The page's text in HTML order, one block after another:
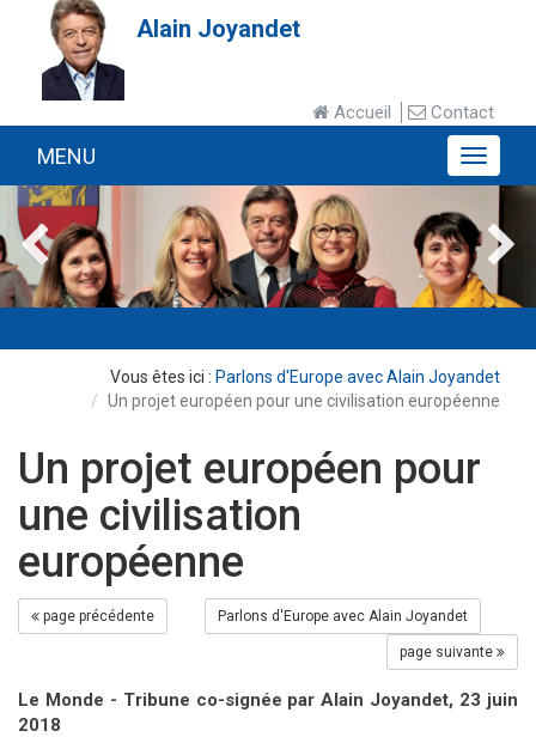
Alain Joyandet
Accueil Contact
MENU
MENU
Parlons d'Europe avec Alain Joyandet
Un projet européen pour une civilisation européenne
Un projet européen pour
une civilisation
européenne
page précédente Parlons d'Europe avec Alain Joyandet
page suivante
Le Monde - Tribune co-signée par Alain Joyandet, 23 juin
2018